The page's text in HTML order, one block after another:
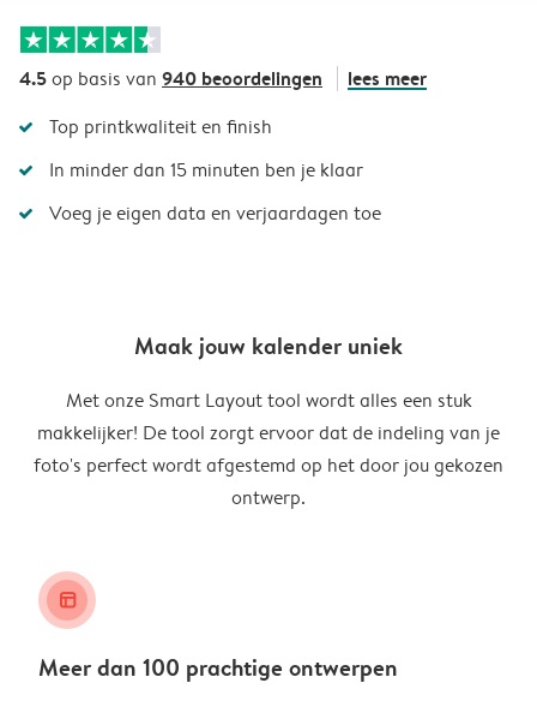
4.5op basis van 940 beoordelingen lees meer
Top printkwaliteit en finish
In minder dan 15 minuten ben je klaar
Voeg je eigen data en verjaardagen toe
Maak jouw kalender uniek
Met onze Smart Layout tool wordt alles een stuk
makkelijker! De tool zorgt ervoor dat de indeling van je
foto's perfect wordt afgestemd op het door jou gekozen
ontwerp.
layout_alt
Meer dan 100 prachtige ontwerpen